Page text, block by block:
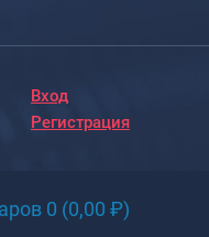
Вход
Регистрация
0 (0,00 ₽)
колесах